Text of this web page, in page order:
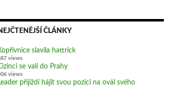
ČLÁNKY
slavila hattrick
views
se valí do Prahy
views
přijíždí hájit svou pozici na ovál svého